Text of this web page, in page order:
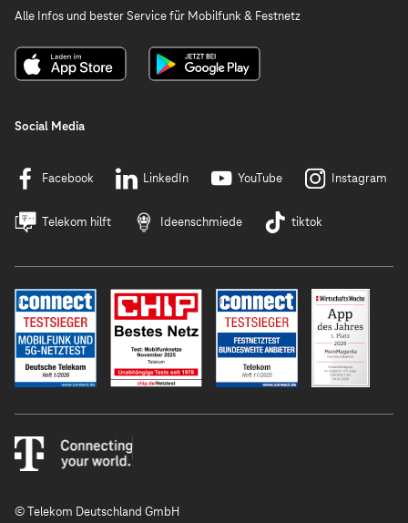
Alle Infos und bester Service für Mobilfunk & Festnetz
Social Media
Facebook LinkedIn YouTube Instagram
Telekom hilft Ideenschmiede tiktok
© Telekom Deutschland GmbH